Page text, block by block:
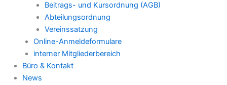
Beitrags- und Kursordnung (AGB)
Abteilungsordnung
Vereinssatzung
Online-Anmeldeformulare
interner Mitgliederbereich
Büro & Kontakt
News